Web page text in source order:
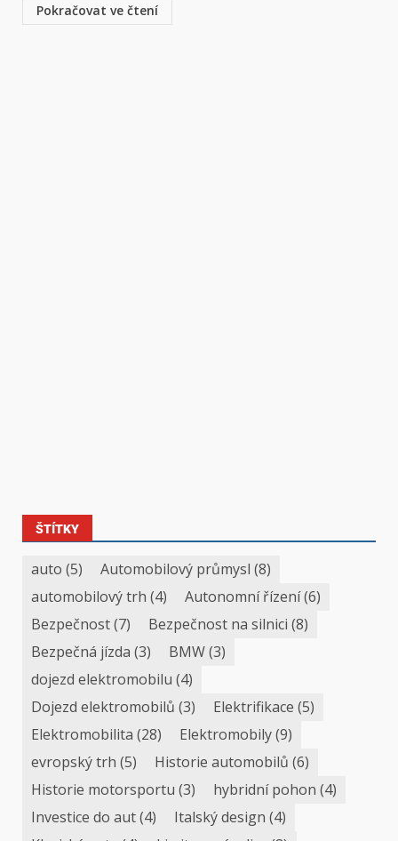
Pokračovat ve čtení
ŠTÍTKY
auto (5) Automobilový průmysl (8)
automobilový trh (4) Autonomní řízení(6)
Bezpečnost(7) Bezpečnost na silnici (8)
Bezpečná jízda (3) BMW(3)
dojezd elektromobilu (4)
Dojezd elektromobilů (3) Elektrifikace (5)
Elektromobilita (28) Elektromobily(9)
evropský trh (5) Historie automobilů (6)
Historie motorsportu (3) hybridní pohon (4)
Investice do aut(4) Italský design (4)